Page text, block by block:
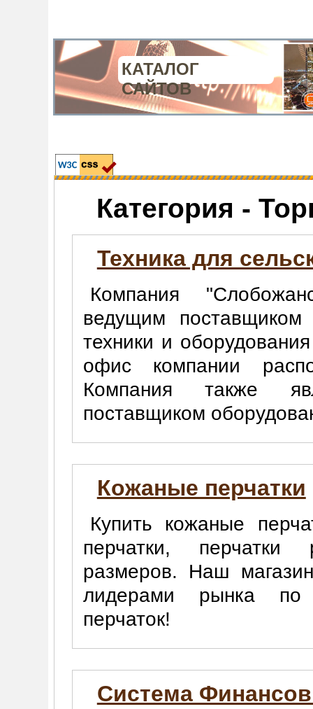
КАТАЛОГ
САЙТОВ
Категория -
Техника для
Компания
ведущим поставщиком
техники и
офис компании
Компания также
поставщиком
Кожаные перчатки
Купить кожаные
перчатки,
размеров. Наш
лидерами рынка по
перчаток!
Система